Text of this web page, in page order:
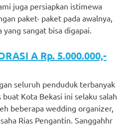
juga persiapkan istimewa
paket- paket pada awalnya,
yang sangat bisa digapai.
A Rp. 5.000.000,-
seluruh penduduk terbanyak
Kota Bekasi ini selaku salah
beberapa wedding organizer,
Rias Pengantin. Sanggahhr